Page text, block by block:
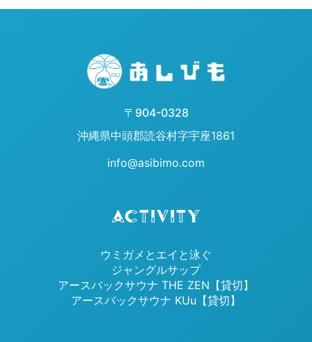
〒904-0328
沖縄県中頭郡読谷村字宇座1861
info@asibimo.com
ACTIVITY
ウミガメとエイと泳ぐ
ジャングルサップ
アースバックサウナ THE ZEN【貸切】
アースバックサウナ KUu【貸切】